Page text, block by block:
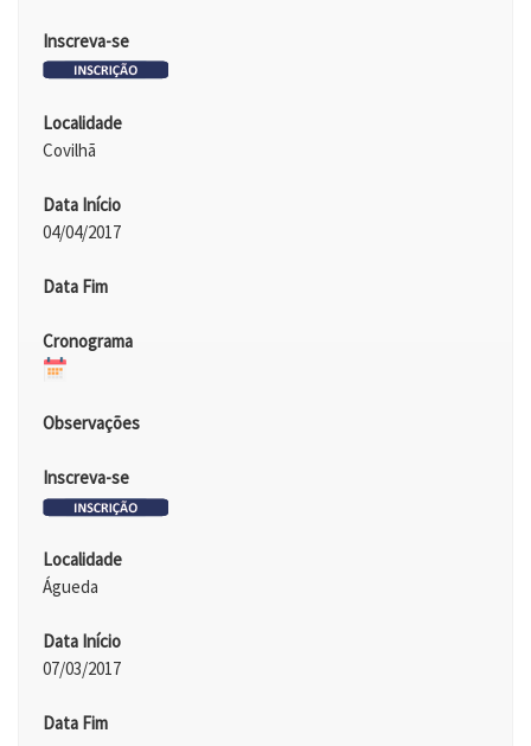
Inscreva-se
Localidade
Covilhã
Data Início
04/04/2017
Data Fim
Cronograma
Observações
Inscreva-se
Localidade
Águeda
Data Início
07/03/2017
Data Fim